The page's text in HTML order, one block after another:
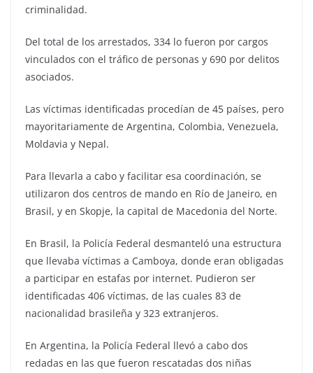
criminalidad.
Del total de los arrestados, 334 lo fueron por cargos
vinculados con el tráfico de personas y 690 por delitos
asociados.
Las víctimas identificadas procedían de 45 países, pero
mayoritariamente de Argentina, Colombia, Venezuela,
Moldavia y Nepal.
Para llevarla a cabo y facilitar esa coordinación, se
utilizaron dos centros de mando en Río de Janeiro, en
Brasil, y en Skopje, la capital de Macedonia del Norte.
En Brasil, la Policía Federal desmanteló una estructura
que llevaba víctimas a Camboya, donde eran obligadas
a participar en estafas por internet. Pudieron ser
identificadas 406 víctimas, de las cuales 83 de
nacionalidad brasileña y 323 extranjeros.
En Argentina, la Policía Federal llevó a cabo dos
redadas en las que fueron rescatadas dos niñas